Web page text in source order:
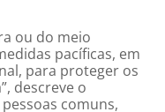
ou do meio
pacíficas, em
para proteger os
descreve o
comuns,